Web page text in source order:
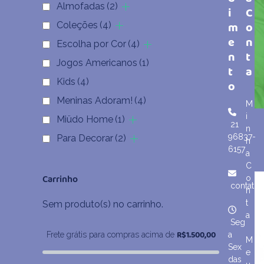
Almofadas (2)
Coleções (4)
Escolha por Cor (4)
Jogos Americanos (1)
Kids (4)
Meninas Adoram! (4)
Miüdo Home (1)
Para Decorar (2)
Carrinho
Sem produto(s) no carrinho.
Frete grátis para compras acima de R$1.500,00
i
m
e
n
t
o
21
96837-
6157
Seg
a
Sex
das
C
o
n
t
a
M
i
n
h
a
C
o
n
t
a
M
e